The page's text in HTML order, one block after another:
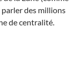
parler des millions
de centralité.
éclipses totales de